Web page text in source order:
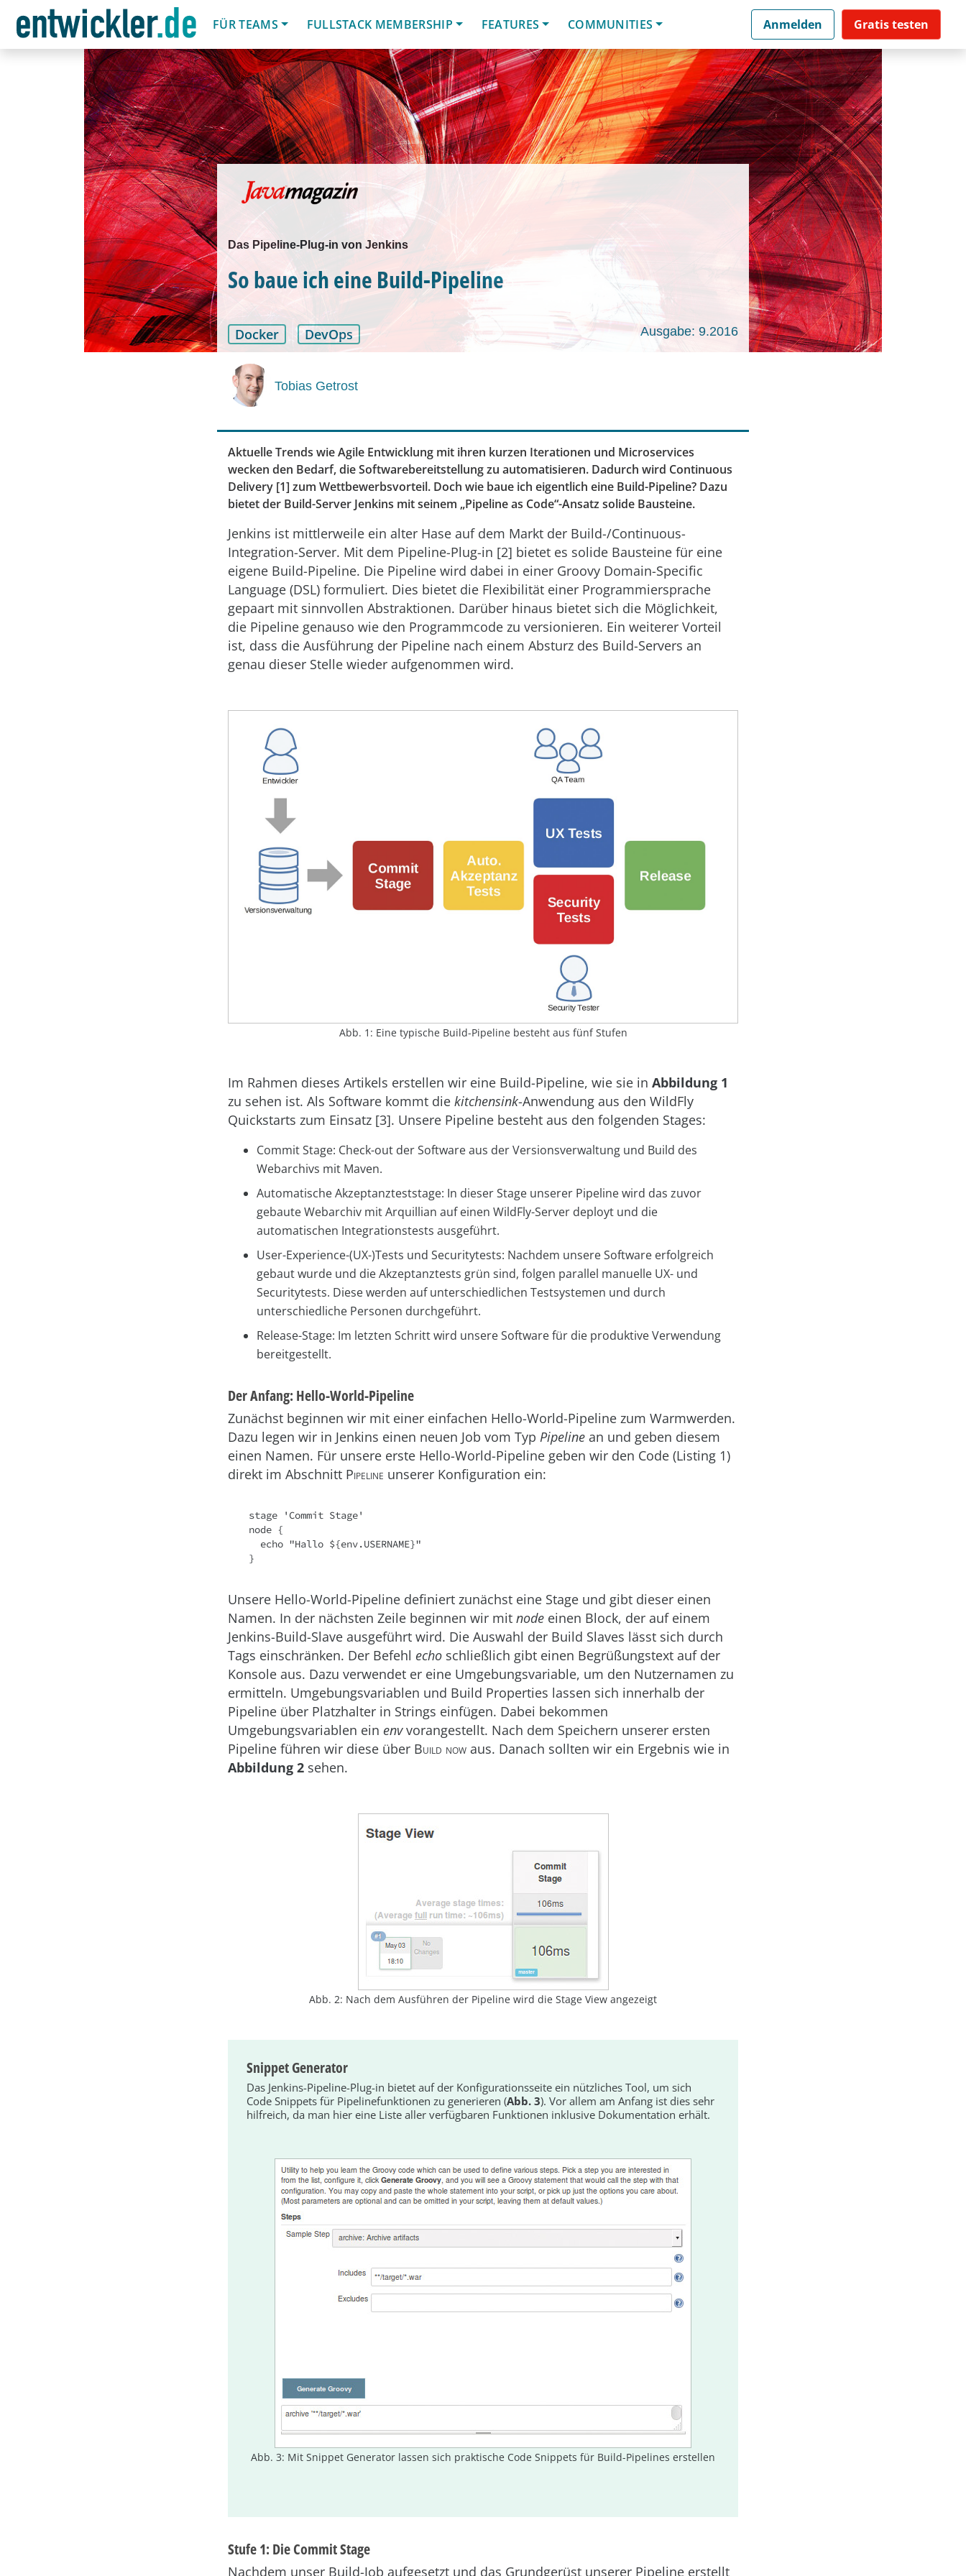
FÜR TEAMS
FULLSTACK MEMBERSHIP FEATURES COMMUNITIES Anmelden Gratis testen
Das Pipeline-Plug-in von Jenkins
So baue ich eine Build-Pipeline
Docker DevOps Ausgabe: 9.2016
Tobias Getrost
Aktuelle Trends wie Agile Entwicklung mit ihren kurzen Iterationen und Microservices
wecken den Bedarf, die Softwarebereitstellung zu automatisieren. Dadurch wird Continuous
Deliv­ery [1] zum Wettbewerbsvorteil. Doch wie baue ich eigentlich eine Build-Pipeline? Dazu
bietet der Build-Server Jenkins mit seinem „Pipeline as Code“-Ansatz solide Bausteine.
Jenkins ist mittlerweile ein alter Hase auf dem Markt der Build-/Continuous-
Integration-Server. Mit dem Pipeline-Plug-in [2] bietet es solide Bausteine für eine
eigene Build-Pipeline. Die Pipeline wird dabei in einer Groovy Domain-Specific
Language (DSL) formuliert. Dies bietet die Flexibilität einer Programmiersprache
gepaart mit sinnvollen Abstraktionen. Darüber hinaus bietet sich die Möglichkeit,
die Pipeline genauso wie den Programmcode zu versionieren. Ein weiterer Vorteil
ist, dass die Ausführung der Pipeline nach einem Absturz des Build-Servers an
genau dieser Stelle wieder aufgenommen wird.
Abb. 1: Eine typische Build-Pipeline besteht aus fünf Stufen
Im Rahmen dieses Artikels erstellen wir eine Build-Pipeline, wie sie in Abbildung 1
zu sehen ist. Als Software kommt die kitchensink-Anwendung aus den WildFly
Quickstarts zum Einsatz [3]. Unsere Pipeline besteht aus den folgenden Stages:
Commit Stage: Check-out der Software aus der Versionsverwaltung und Build des
Webarchivs mit Maven.
Automatische Akzeptanzteststage: In dieser Stage unserer Pipeline wird das zuvor
gebaute Webarchiv mit Arquillian auf einen WildFly-Server deployt und die
automatischen Integrationstests ausgeführt.
User-Experience-(UX-)Tests und Securitytests: Nachdem unsere Software erfolgreich
gebaut wurde und die Akzeptanztests grün sind, folgen parallel manuelle UX- und
Securitytests. Diese werden auf unterschiedlichen Testsystemen und durch
unterschiedliche Personen durchgeführt.
Release-Stage: Im letzten Schritt wird unsere Software für die produktive Verwendung
bereitgestellt.
Der Anfang: Hello-World-Pipeline
Zunächst beginnen wir mit einer einfachen Hello-World-Pipeline zum Warmwerden.
Dazu legen wir in Jenkins einen neuen Job vom Typ Pipeline an und geben diesem
einen Namen. Für unsere erste Hello-World-Pipeline geben wir den Code (Listing 1)
direkt im Abschnitt Pipeline unserer Konfiguration ein:
stage 'Commit Stage'
node {
}
Unsere Hello-World-Pipeline definiert zunächst eine Stage und gibt dieser einen
Namen. In der nächsten Zeile beginnen wir mit node einen Block, der auf einem
Jenkins-Build-Slave ausgeführt wird. Die Auswahl der Build Slaves lässt sich durch
Tags einschränken. Der Befehl echo schließlich gibt einen Begrüßungstext auf der
Konsole aus. Dazu verwendet er eine Umgebungsvariable, um den Nutzernamen zu
ermitteln. Umgebungsvariablen und Build Properties lassen sich innerhalb der
Pipeline über Platzhalter in Strings einfügen. Dabei bekommen
Umgebungsvariablen ein envvorangestellt. Nach dem Speichern unserer ersten
Pipeline führen wir diese über Build now aus. Danach sollten wir ein Ergebnis wie in
Abbildung 2 sehen.
Abb. 2: Nach dem Ausführen der Pipeline wird die Stage View angezeigt
Snippet Generator
Das Jenkins-Pipeline-Plug-in bietet auf der Konfigurationsseite ein nützliches Tool, um sich
Code Snippets für Pipelinefunktionen zu generieren (Abb. 3). Vor allem am Anfang ist dies sehr
hilfreich, da man hier eine Liste aller verfügbaren Funktionen inklusive Dokumentation erhält.
Abb. 3: Mit Snippet Generator lassen sich praktische Code Snippets für Build-Pipelines erstellen
Stufe 1: Die Commit Stage
Nachdem unser Build-Job aufgesetzt und das Grundgerüst unserer Pipeline erstellt